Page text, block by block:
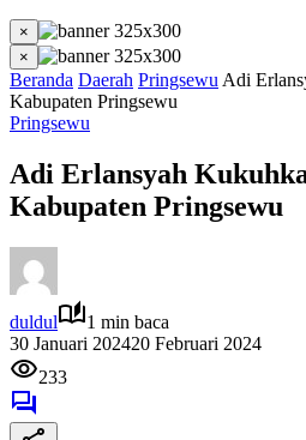
×
×
Beranda Daerah Pringsewu Adi
Kabupaten Pringsewu
Pringsewu
Adi Erlansyah
Kabupaten Pringsewu
duldul
1 min baca
30 Januari 202420 Februari 2024
233